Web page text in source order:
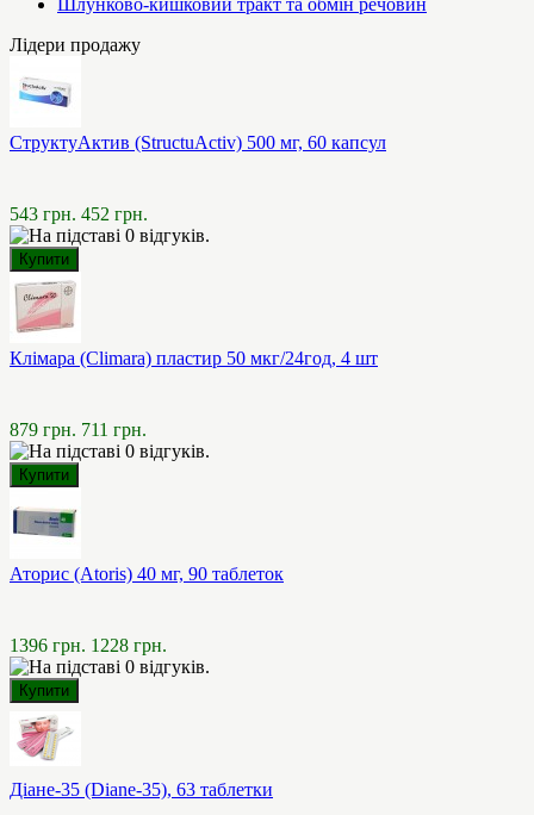
Лідери продажу
СтруктуАктив (StructuActiv) 500 мг, 60 капсул
543 грн. 452 грн.
Клімара (Climara) пластир 50 мкг/24год, 4 шт
879 грн. 711 грн.
Аторис (Atoris) 40 мг, 90 таблеток
1396 грн. 1228 грн.
Діане-35 (Diane-35), 63 таблетки